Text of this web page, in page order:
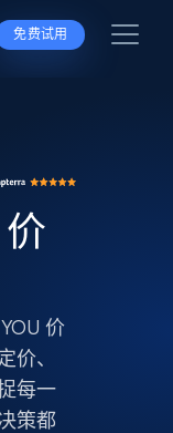
免费试用
价
价、
每一
策都